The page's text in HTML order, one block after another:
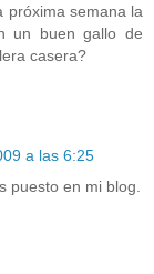
próxima semana la
un buen gallo de
casera?
a las 6:25
puesto en mi blog.